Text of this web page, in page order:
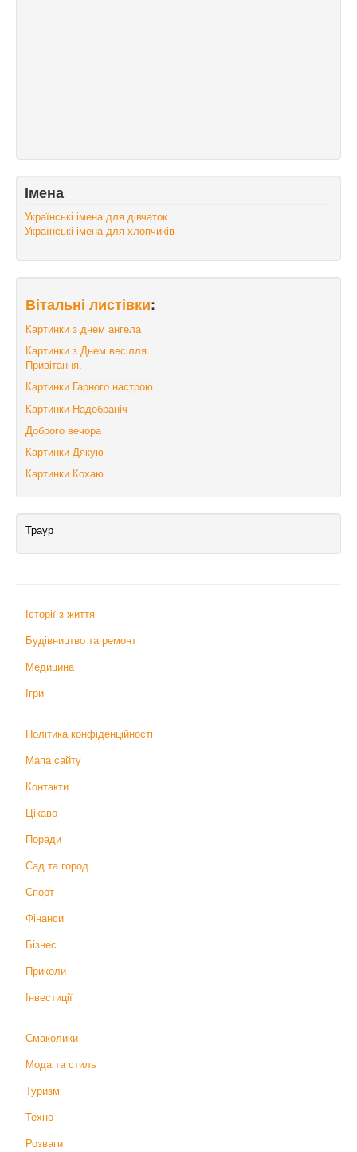
Імена
Українські імена для дівчаток
Українські імена для хлопчиків
Вітальні листівки:
Картинки з днем ангела
Картинки з Днем весілля.
Привітання.
Картинки Гарного настрою
Картинки Надобраніч
Доброго вечора
Картинки Дякую
Картинки Кохаю
Траур
Історії з життя
Будівництво та ремонт
Медицина
Ігри
Політика конфіденційності
Мапа сайту
Контакти
Цікаво
Поради
Сад та город
Спорт
Фінанси
Бізнес
Приколи
Інвестиції
Смаколики
Мода та стиль
Туризм
Техно
Розваги